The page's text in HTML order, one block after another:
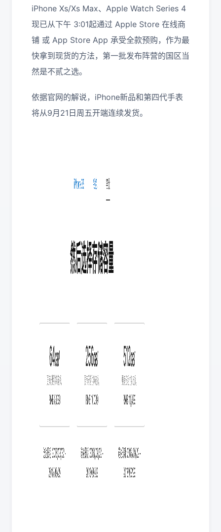
iPhone Xs/Xs Max、Apple Watch Series 4
现已从下午 3:01起通过 Apple Store 在线商
铺 或 App Store App 承受全款预购，作为最
快拿到现货的方法，第一批发布阵营的国区当
然是不贰之选。
依据官网的解说，iPhone新品和第四代手表
将从9月21日周五开端连续发货。